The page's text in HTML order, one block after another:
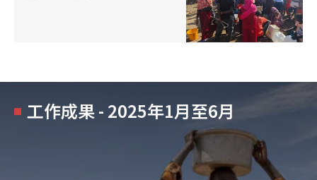
工作成果 - 2025年1月至6月